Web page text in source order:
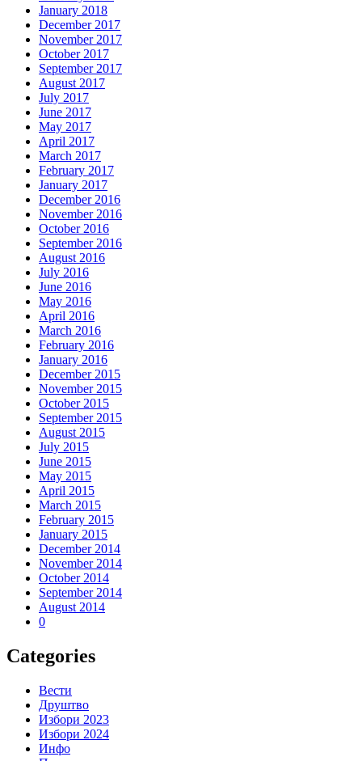
January 2018
December 2017
November 2017
October 2017
September 2017
August 2017
July 2017
June 2017
May 2017
April 2017
March 2017
February 2017
January 2017
December 2016
November 2016
October 2016
September 2016
August 2016
July 2016
June 2016
May 2016
April 2016
March 2016
February 2016
January 2016
December 2015
November 2015
October 2015
September 2015
August 2015
July 2015
June 2015
May 2015
April 2015
March 2015
February 2015
January 2015
December 2014
November 2014
October 2014
September 2014
August 2014
0
Categories
Вести
Друштво
Избори 2023
Избори 2024
Инфо